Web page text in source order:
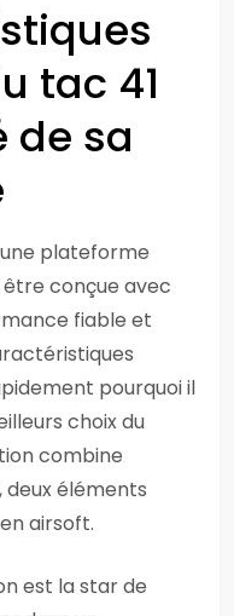
tac 41
de sa
plateforme
conçue avec
fiable et
pourquoi il
choix du
combine
deux éléments
airsoft.
est la star de